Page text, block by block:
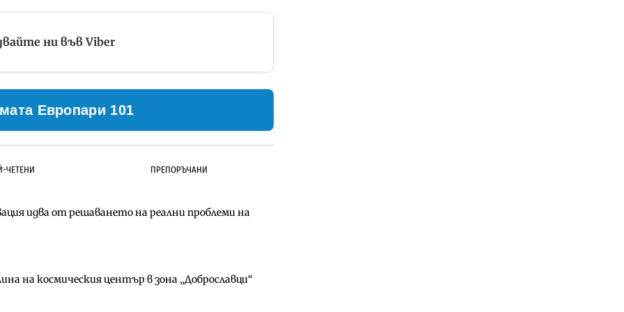
ни във Viber
Европари 101
ЧЕТЕНИ ПРЕПОРЪЧАНИ
идва от решаването на реални проблеми на
на космическия център в зона „Доброславци“
Петрохан ще върви паралелно с екологичните
езеро става част от бъдещата магистрала
Петрохан ще върви паралелно с екологичните
придобиване на Euroapi Italy